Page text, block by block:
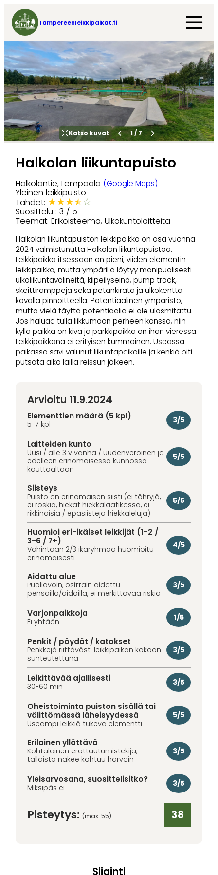
Tampereenleikkipaikat.fi
Katso kuvat 1/7
Halkolan liikuntapuisto
Halkolantie, Lempäälä (Google Maps)
Yleinen leikkipuisto
Tähdet: ★★★★☆
Suosittelu : 3 / 5
Teemat: Erikoisteema, Ulkokuntolaitteita
Halkolan liikuntapuiston leikkipaikka on osa vuonna
2024 valmistunutta Halkolan liikuntapuistoa.
Leikkipaikka itsessään on pieni, viiden elementin
leikkipaikka, mutta ympärillä löytyy monipuolisesti
ulkoliikuntavälineitä, kiipeilyseinä, pump track,
skeittiramppeja sekä petankirata ja ulkokenttä
kovalla pinnoitteella. Potentiaalinen ympäristö,
mutta vielä täyttä potentiaalia ei ole ulosmitattu.
Jos haluaa tulla liikkumaan perheen kanssa, niin
kyllä paikka on kiva ja parkkipaikka on ihan vieressä.
Leikkipaikkana ei erityisen kummoinen. Useassa
paikassa savi valunut liikuntapaikoille ja kenkiä piti
putsata aika lailla reissun jälkeen.
Arvioitu 11.9.2024
Elementtien määrä (5 kpl)
5-7 kpl 3/5
Laitteiden kunto
Uusi / alle 3 v vanha / uudenveroinen ja
edelleen erinomaisessa kunnossa
kauttaaltaan
5/5
Siisteys
Puisto on erinomaisen siisti (ei töhryjä,
ei roskia, hiekat hiekkalaatikossa, ei
rikkinäisiä / epäsiistejä hiekkaleluja)
5/5
Huomioi eri-ikäiset leikkijät (1-2 /
3-6 / 7+)
Vähintään 2/3 ikäryhmää huomioitu
erinomaisesti
4/5
Aidattu alue
Puoliavoin, osittain aidattu
pensailla/aidoilla, ei merkittävää riskiä
3/5
Varjonpaikkoja
Ei yhtään 1/5
Penkit / pöydät / katokset
Penkkejä riittävästi leikkipaikan kokoon
suhteutettuna
3/5
Leikittävää ajallisesti
30-60 min 3/5
Oheistoiminta puiston sisällä tai
välittömässä läheisyydessä
Useampi leikkiä tukeva elementti
5/5
Erilainen yllättävä
Kohtalainen erottautumistekijä,
tällaista näkee kohtuu harvoin
3/5
Yleisarvosana, suosittelisitko?
Miksipäs ei 3/5
Pisteytys: (max. 55) 38
Sijainti